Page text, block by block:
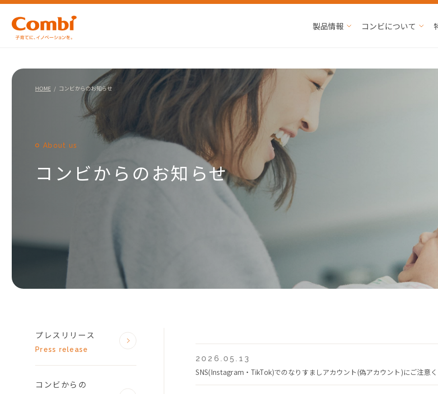
製品情報 コンビについて
HOME コンビからのお知らせ
About us
コンビからのお知らせ
2026.05.13
SNS(Instagram・TikTok)でのなりすましアカウント(偽アカウント)にご注意
プレスリリース
Press release
コンビからの